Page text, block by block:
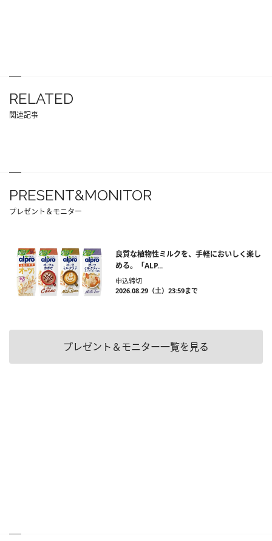
RELATED
関連記事
PRESENT&MONITOR
プレゼント＆モニター
良質な植物性ミルクを、手軽においしく楽し
める。「ALP...
申込締切
2026.08.29（土）23:59まで
プレゼント＆モニター一覧を見る